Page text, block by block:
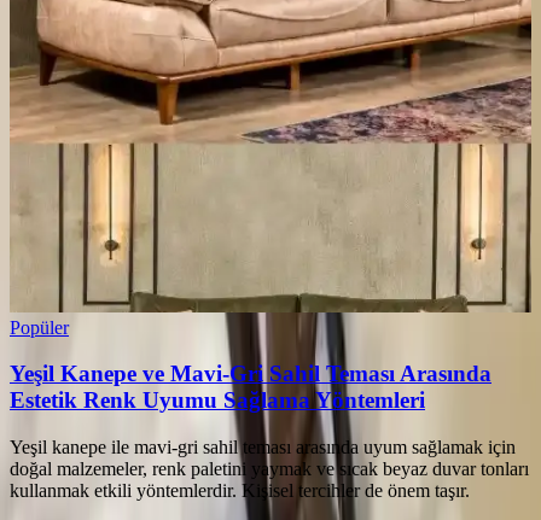
Popüler
Yeşil Kanepe ve Mavi-Gri Sahil Teması Arasında
Estetik Renk Uyumu Sağlama Yöntemleri
Yeşil kanepe ile mavi-gri sahil teması arasında uyum sağlamak için
doğal malzemeler, renk paletini yaymak ve sıcak beyaz duvar tonları
kullanmak etkili yöntemlerdir. Kişisel tercihler de önem taşır.